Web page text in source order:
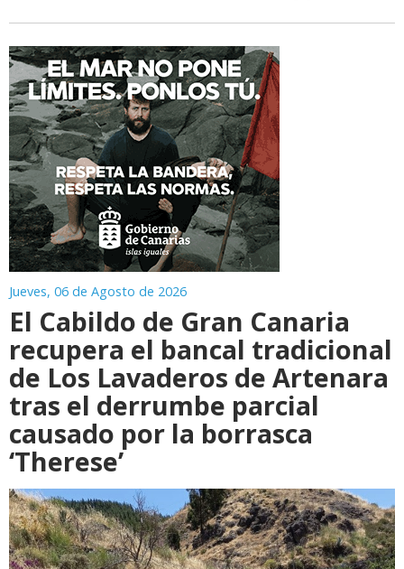
Jueves, 06 de Agosto de 2026
El Cabildo de Gran Canaria
recupera el bancal tradicional
de Los Lavaderos de Artenara
tras el derrumbe parcial
causado por la borrasca
‘Therese’